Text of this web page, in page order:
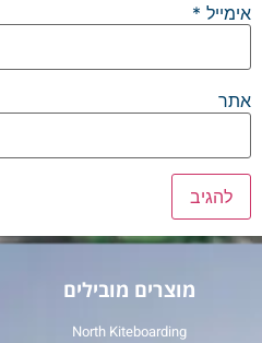
אימייל *
אתר
מוצרים מובילים
North Kiteboarding